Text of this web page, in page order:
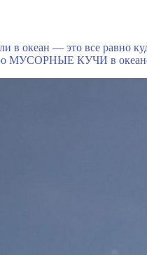
в океан — это все равно
МУСОРНЫЕ КУЧИ в